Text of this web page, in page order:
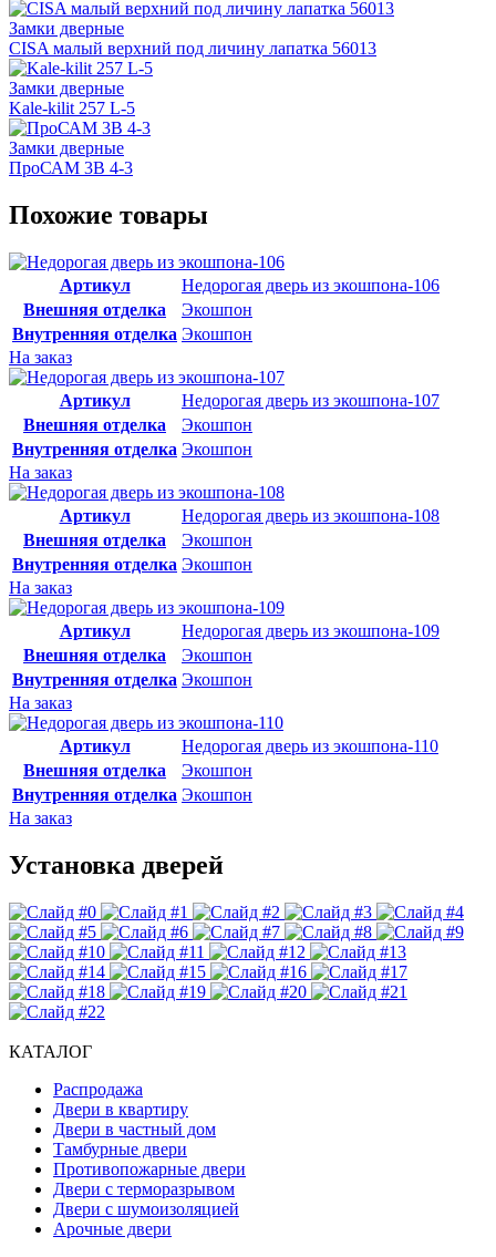
Замки дверные
CISA малый верхний под личину лапатка 56013
Замки дверные
Kale-kilit 257 L-5
Замки дверные
ПроСАМ 3В 4-3
Похожие товары
Артикул
Недорогая дверь из экошпона-106
Внешняя отделка
Экошпон
Внутренняя отделка Экошпон
На заказ
Артикул
Недорогая дверь из экошпона-107
Внешняя отделка
Экошпон
Внутренняя отделка Экошпон
На заказ
Артикул
Недорогая дверь из экошпона-108
Внешняя отделка
Экошпон
Внутренняя отделка Экошпон
На заказ
Артикул
Недорогая дверь из экошпона-109
Внешняя отделка
Экошпон
Внутренняя отделка Экошпон
На заказ
Артикул
Недорогая дверь из экошпона-110
Внешняя отделка
Экошпон
Внутренняя отделка Экошпон
На заказ
Установка дверей
КАТАЛОГ
Распродажа
Двери в квартиру
Двери в частный дом
Тамбурные двери
Противопожарные двери
Двери с терморазрывом
Двери с шумоизоляцией
Арочные двери